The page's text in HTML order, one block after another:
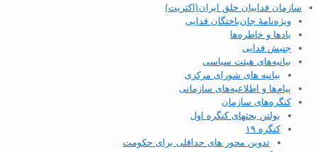
سازمان فداییان خلق ایران(اکثریت)
ویژه‌نامهٔ جان‌باختگان فدایی
یادها و خاطره‌ها
جنبش فدایی
بیانیه‌های هیئت سیاسی
بیانیه های شورای مرکزی
پیام‌ها و اطلاعیه‌های سازمانی
کنگره‌های سازمان
بولتن بحثهای کنگره اول
کنگره ۱۹
تدوین محور های حداقلی برای حکومت